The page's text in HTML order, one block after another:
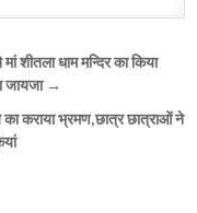
शीतला धाम मन्दिर का किया
जायजा →
कराया भ्रमण,छात्र छात्राओं ने